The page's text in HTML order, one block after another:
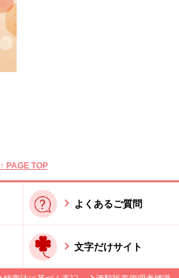
↑ PAGE TOP
よくあるご質問
文字だけサイト